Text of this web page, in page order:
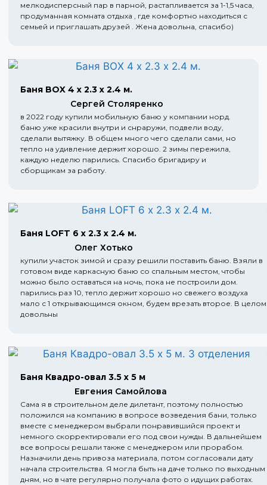
мелкодисперсный пар в парной, растапливается за 1-1,5 часа,
продуманная комната отдыха , где комфортно находиться с
семьей и приглашать друзей . Жена довольна, спасибо)
Баня BOX 4 х 2.3 х 2.4 м.
Сергей Столяренко
в 2022 году купили мобильную баню у компании норд.
баню уже красили внутри и снраружи, подвели воду,
сделали вытяжку. В общем много чего сделали сами, но
тепло на удивление держит хорошо. 2 зимы пережила,
каждую неделю парились. Спасибо бригадиру и
сборщикам за работу.
Баня LOFT 6 х 2.3 х 2.4 м.
Олег Хотько
купили участок зимой и сразу решили поставить баню. Взяли в
готовом виде каркасную баню со спальным местом, чтобы
можно было оставаться на ночь, пока не построили дом.
парились раз 10, тепло держит хорошо но свежего воздуха
мало с 1 открывающимся окном, будем врезать второе. В целом
довольны
Баня Квадро-овал 3.5 х 5 м
Евгения Самойлова
Сама я в строительном деле дилетант, поэтому полностью
положился на компанию в вопросе возведения бани, только
вместе с менеджером выбрали понравившийся проект и
немного скорректировали его под свои нужды. В дальнейшем
все вопросы решали также с менеджером или прорабом.
Назначили день привоза материала, потом согласовали дату
начала строительства. Я могла быть на даче только по выходным
дням, но в чате регулярно получала фото о идущих работах.